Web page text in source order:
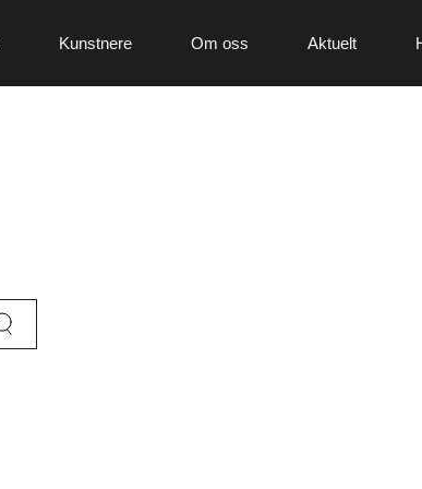
Kunstnere Om oss Aktuelt